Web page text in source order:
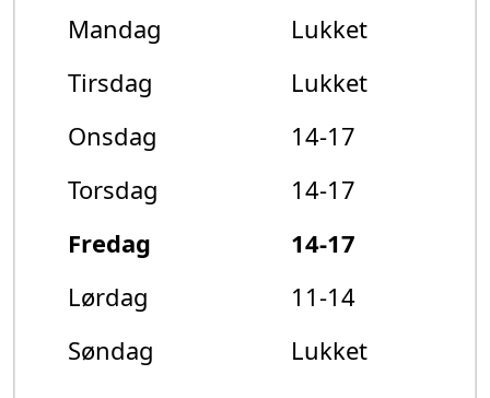
Mandag
Lukket
Tirsdag
Lukket
Onsdag
14-17
Torsdag
14-17
Fredag
14-17
Lørdag
11-14
Søndag
Lukket